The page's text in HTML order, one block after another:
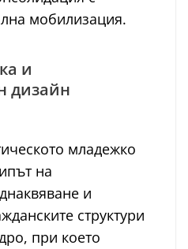
мобилизация.
и
дизайн
младежко
на
и
структури
при което